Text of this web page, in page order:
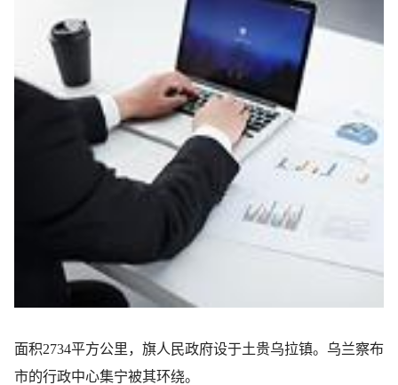
面积2734平方公里，旗人民政府设于土贵乌拉镇。乌兰察布
市的行政中心集宁被其环绕。